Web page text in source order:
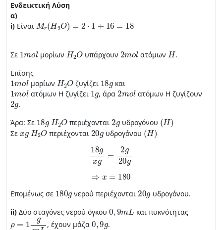
Ενδεικτική Λύση
α)
i) Είναι
Μr (Η2 Ο) 1 18
Σε
ol
μορίων
H2 O
υπάρχουν
2 ol
ατόμων
Η
.
Επίσης
1mol
μορίων
H2 O
ζυγίζει
18
και
1mol
ατόμων Η ζυγίζει
1g
, άρα
2m ol
ατόμων Η ζυγίζουν
2g
.
Άρα: Σε
18 H2 O
περιέχονται
2
υδρογόνου
(Η)
Σε
xgH 2O
περιέχονται
20g
υδρογόνου
(Η)
18gx g20
⇒x =180
Επομένως σε
180
νερού περιέχονται
20
υδρογόνου.
ii) Δύο σταγόνες νερού όγκου
0 9 L
και πυκνότητας
ρ=1gmL
, έχουν μάζα
0,9g
.